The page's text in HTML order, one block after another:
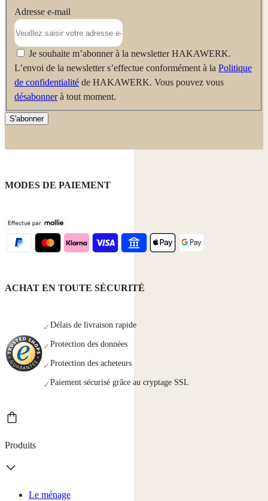
Adresse e-mail
Je souhaite m’abonner à la newsletter HAKAWERK.
L’envoi de la newsletter s’effectue conformément à la Politique
de confidentialité de HAKAWERK. Vous pouvez vous
désabonnerà tout moment.
S'abonner
MODES DE PAIEMENT
ACHAT EN TOUTE SÉCURITÉ
✓Délais de livraison rapide
✓Protection des données
✓Protection des acheteurs
✓Paiement sécurisé grâce au cryptage SSL
Produits
Le ménage